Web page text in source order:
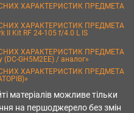
ХАРАКТЕРИСТИК ПРЕДМЕТА
ХАРАКТЕРИСТИК ПРЕДМЕТА
II Kit RF 24-105 f/4.0 L IS
ХАРАКТЕРИСТИК ПРЕДМЕТА
(DC-GH5M2EE) / аналог»
ХАРАКТЕРИСТИК ПРЕДМЕТА
матеріалів можливе тільки
на першоджерело без змін